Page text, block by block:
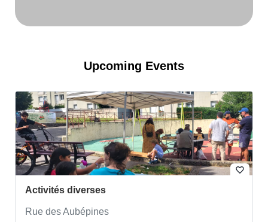
Upcoming Events
favorite_border
Activités diverses
Rue des Aubépines